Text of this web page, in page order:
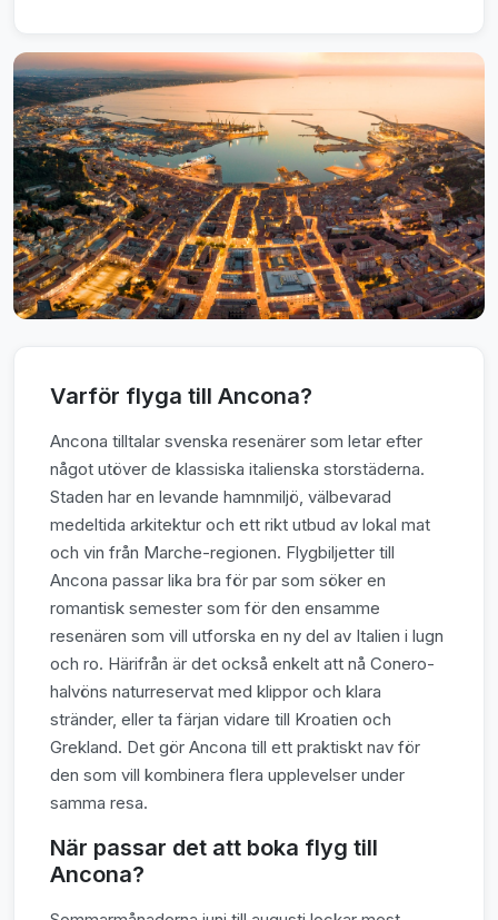
Varför flyga till Ancona?
Ancona tilltalar svenska resenärer som letar efter
något utöver de klassiska italienska storstäderna.
Staden har en levande hamnmiljö, välbevarad
medeltida arkitektur och ett rikt utbud av lokal mat
och vin från Marche-regionen. Flygbiljetter till
Ancona passar lika bra för par som söker en
romantisk semester som för den ensamme
resenären som vill utforska en ny del av Italien i lugn
och ro. Härifrån är det också enkelt att nå Conero-
halvöns naturreservat med klippor och klara
stränder, eller ta färjan vidare till Kroatien och
Grekland. Det gör Ancona till ett praktiskt nav för
den som vill kombinera flera upplevelser under
samma resa.
När passar det att boka flyg till
Ancona?